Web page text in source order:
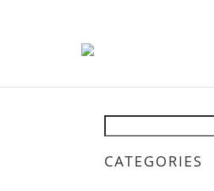
CATEGORIES